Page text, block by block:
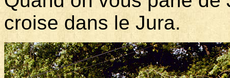
croise dans le Jura.